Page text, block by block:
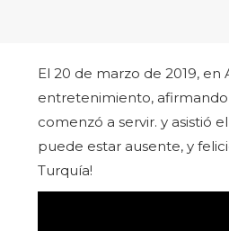
El 20 de marzo de 2019,
entretenimiento, afirmando
comenzó a servir. y asistió
puede estar ausente, y
Turquía!